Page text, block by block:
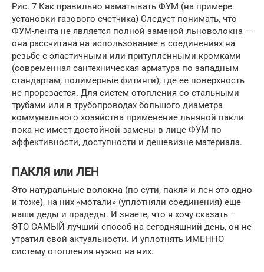
Рис. 7 Как правильно наматывать ФУМ (на примере
установки газового счетчика) Следует понимать, что
ФУМ-лента не является полной заменой льноволокна —
она рассчитана на использование в соединениях на
резьбе с эластичными или притупленными кромками
(современная сантехническая арматура по западным
стандартам, полимерные фитинги), где ее поверхность
не прорезается. Для систем отопления со стальными
трубами или в трубопроводах большого диаметра
коммунального хозяйства применение льняной пакли
пока не имеет достойной замены в лице ФУМ по
эффективности, доступности и дешевизне материала.
ПАКЛЯ или ЛЕН
Это натуральные волокна (по сути, пакля и лен это одно
и тоже), на них «мотали» (уплотняли соединения) еще
наши деды и прадеды. И знаете, что я хочу сказать –
ЭТО САМЫЙ лучший способ на сегодняшний день, он не
утратил свой актуальности. И уплотнять ИМЕННО
систему отопления нужно на них.